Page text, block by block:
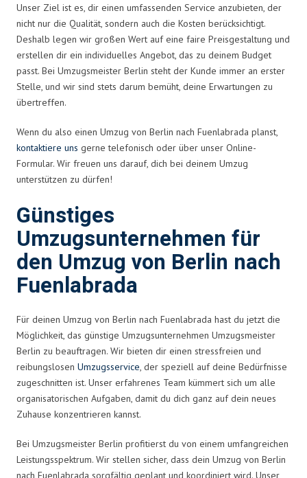
Unser Ziel ist es, dir einen umfassenden Service anzubieten, der
nicht nur die Qualität, sondern auch die Kosten berücksichtigt.
Deshalb legen wir großen Wert auf eine faire Preisgestaltung und
erstellen dir ein individuelles Angebot, das zu deinem Budget
passt. Bei Umzugsmeister Berlin steht der Kunde immer an erster
Stelle, und wir sind stets darum bemüht, deine Erwartungen zu
übertreffen.
Wenn du also einen Umzug von Berlin nach Fuenlabrada planst,
kontaktiere uns gerne telefonisch oder über unser Online-
Formular. Wir freuen uns darauf, dich bei deinem Umzug
unterstützen zu dürfen!
Günstiges
Umzugsunternehmen für
den Umzug von Berlin nach
Fuenlabrada
Für deinen Umzug von Berlin nach Fuenlabrada hast du jetzt die
Möglichkeit, das günstige Umzugsunternehmen Umzugsmeister
Berlin zu beauftragen. Wir bieten dir einen stressfreien und
reibungslosen Umzugsservice, der speziell auf deine Bedürfnisse
zugeschnitten ist. Unser erfahrenes Team kümmert sich um alle
organisatorischen Aufgaben, damit du dich ganz auf dein neues
Zuhause konzentrieren kannst.
Bei Umzugsmeister Berlin profitierst du von einem umfangreichen
Leistungsspektrum. Wir stellen sicher, dass dein Umzug von Berlin
nach Fuenlabrada sorgfältig geplant und koordiniert wird. Unser